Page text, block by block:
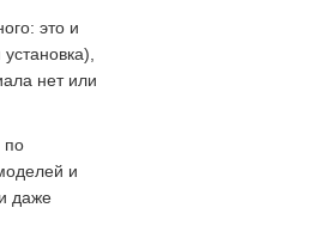
это и
нет или
по
и
даже